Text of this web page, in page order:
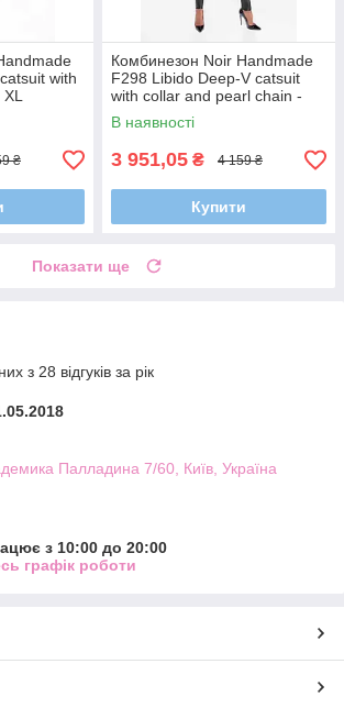
with
XL
₴
Комбинезон Noir Handmade
F298 Libido Deep-V catsuit
with collar and pearl chain -
XXL
В наявності
3 951,05 ₴ 4 159 ₴
Купити
Показати ще
з 28 відгуків за рік
Палладина 7/60, Київ, Україна
з 10:00 до 20:00
графік роботи